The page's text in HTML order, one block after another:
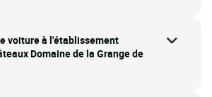
voiture à l'établissement
Domaine de la Grange de